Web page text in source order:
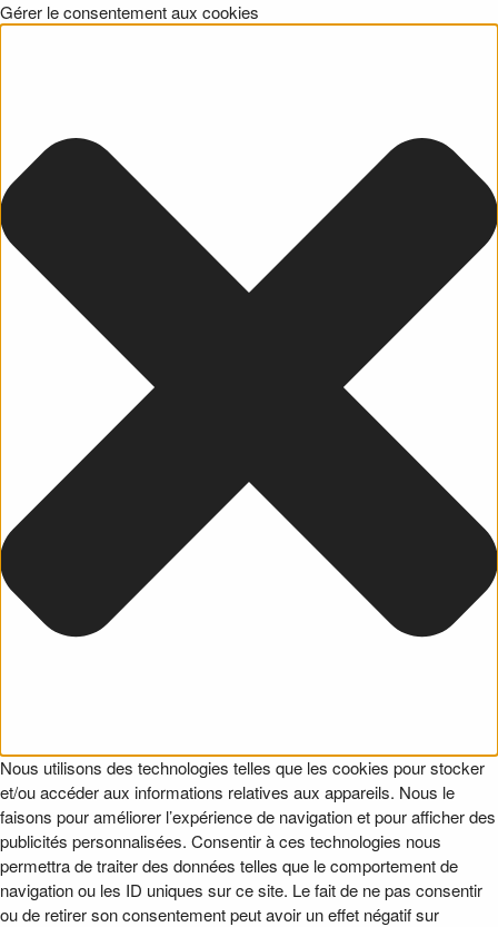
Gérer le consentement aux cookies
Nous utilisons des technologies telles que les cookies pour stocker
et/ou accéder aux informations relatives aux appareils. Nous le
faisons pour améliorer l’expérience de navigation et pour afficher des
publicités personnalisées. Consentir à ces technologies nous
permettra de traiter des données telles que le comportement de
navigation ou les ID uniques sur ce site. Le fait de ne pas consentir
ou de retirer son consentement peut avoir un effet négatif sur